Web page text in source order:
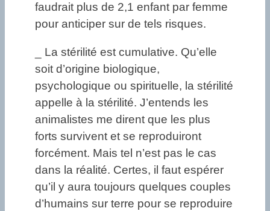
faudrait plus de 2,1 enfant par femme
pour anticiper sur de tels risques.
_ La stérilité est cumulative. Qu’elle
soit d’origine biologique,
psychologique ou spirituelle, la stérilité
appelle à la stérilité. J’entends les
animalistes me dirent que les plus
forts survivent et se reproduiront
forcément. Mais tel n’est pas le cas
dans la réalité. Certes, il faut espérer
qu’il y aura toujours quelques couples
d’humains sur terre pour se reproduire